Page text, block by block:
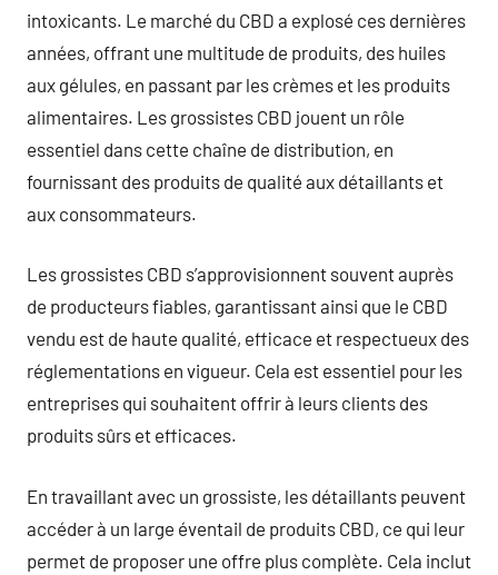
intoxicants. Le marché du CBD a explosé ces dernières
années, offrant une multitude de produits, des huiles
aux gélules, en passant par les crèmes et les produits
alimentaires. Les grossistes CBD jouent un rôle
essentiel dans cette chaîne de distribution, en
fournissant des produits de qualité aux détaillants et
aux consommateurs.
Les grossistes CBD s’approvisionnent souvent auprès
de producteurs fiables, garantissant ainsi que le CBD
vendu est de haute qualité, efficace et respectueux des
réglementations en vigueur. Cela est essentiel pour les
entreprises qui souhaitent offrir à leurs clients des
produits sûrs et efficaces.
En travaillant avec un grossiste, les détaillants peuvent
accéder à un large éventail de produits CBD, ce qui leur
permet de proposer une offre plus complète. Cela inclut